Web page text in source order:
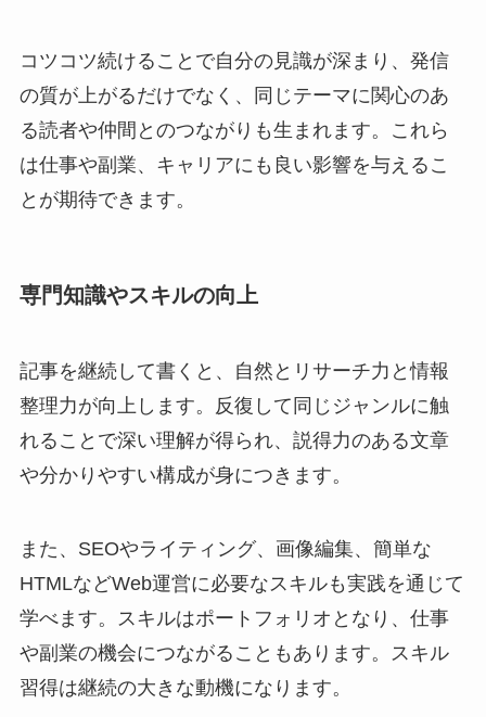
コツコツ続けることで自分の見識が深まり、発信
の質が上がるだけでなく、同じテーマに関心のあ
る読者や仲間とのつながりも生まれます。これら
は仕事や副業、キャリアにも良い影響を与えるこ
とが期待できます。
専門知識やスキルの向上
記事を継続して書くと、自然とリサーチ力と情報
整理力が向上します。反復して同じジャンルに触
れることで深い理解が得られ、説得力のある文章
や分かりやすい構成が身につきます。
また、SEOやライティング、画像編集、簡単な
HTMLなどWeb運営に必要なスキルも実践を通じて
学べます。スキルはポートフォリオとなり、仕事
や副業の機会につながることもあります。スキル
習得は継続の大きな動機になります。